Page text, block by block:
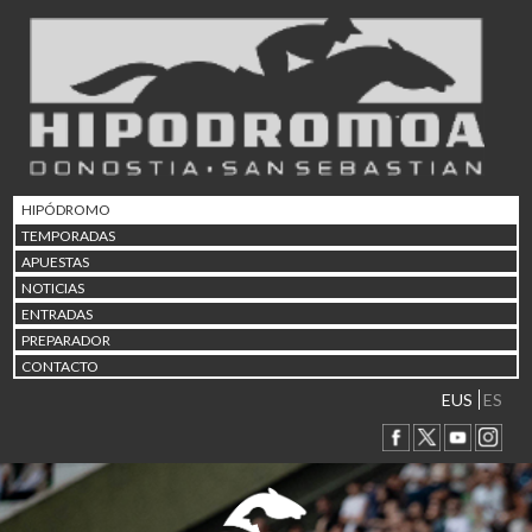
HIPÓDROMO
TEMPORADAS
APUESTAS
NOTICIAS
ENTRADAS
PREPARADOR
CONTACTO
EUS ES
02/08 17:30 Abuztuaren 2a / 2 de
Abuztuaren 9a / 9 de
12/08 12:08 Abuztaren 12a / 12 de
15/08 17:05 Abuztuaren 15a / 15 de
23/08 17:30 Abuztuaren 23a / 23 de
30/08 17:30 Abuztuaren 30a / 30 de
02/09 11:15
06/09 17:30 Irailaren 6a / 6 de
Irailaren 13a / 13 de
30/09 11:30 Irailaren 30a / 30 de